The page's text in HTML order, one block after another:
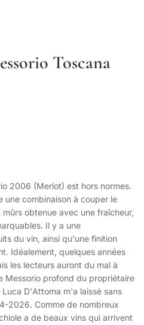
Toscana
2006 (Merlot) est hors normes.
une combinaison à couper le
obtenue avec une fraîcheur,
Il y a une
du vin, ainsi qu'une finition
Idéalement, quelques années
les lecteurs auront du mal à
Messorio profond du propriétaire
D'Attoma m'a laissé sans
2026. Comme de nombreux
a de beaux vins qui arrivent